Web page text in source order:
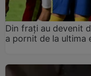
Din frați au devenit
a pornit de la ultima